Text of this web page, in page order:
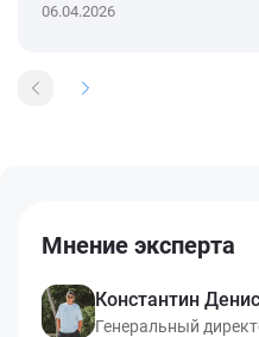
06.04.2026
Мнение эксперта
Константин
Генеральный